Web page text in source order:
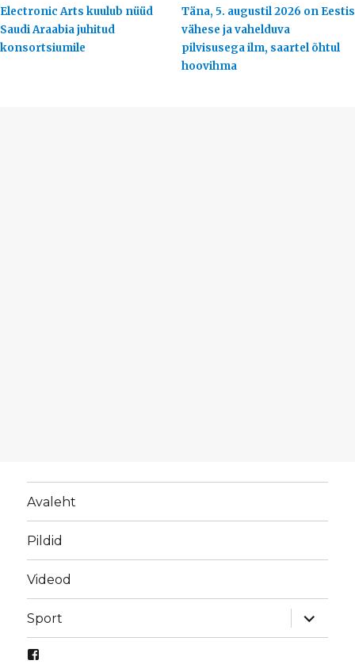
Electronic Arts kuulub nüüd
Saudi Araabia juhitud
konsortsiumile
Täna, 5. augustil 2026 on Eestis
vähese ja vahelduva
pilvisusega ilm, saartel õhtul
hoovihma
Avaleht
Pildid
Videod
Sport
laienda